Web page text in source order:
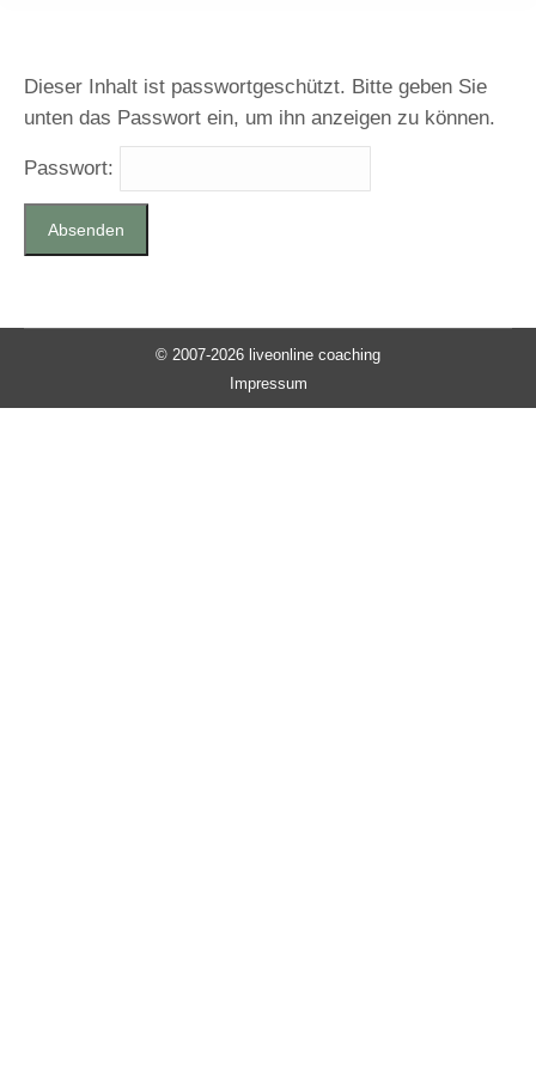
Dieser Inhalt ist passwortgeschützt. Bitte geben Sie
unten das Passwort ein, um ihn anzeigen zu können.
Passwort:
© 2007-2026 liveonline coaching
Impressum